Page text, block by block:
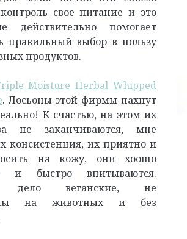
свое питание и это
действительно помогает
правильный выбор в пользу
продуктов.
Moisture Herbal Whipped
. Лосьоны этой фирмы пахнут
К счастью, на этом их
не заканчиваются, мне
консистенция, их приятно и
на кожу, они хоошо
и быстро впитываются.
дело веганские, не
на животных и без